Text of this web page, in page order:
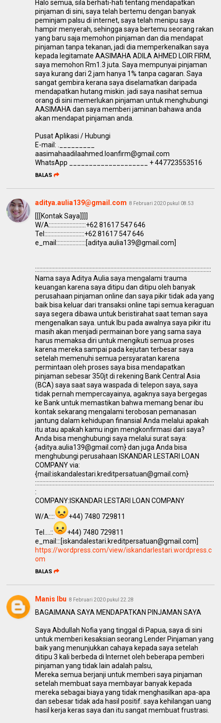
Halo semua, sila berhati-hati tentang mendapatkan
pinjaman di sini, saya telah bertemu dengan banyak
peminjam palsu di internet, saya telah menipu saya
hampir menyerah, sehingga saya bertemu seorang rakan
yang baru saja memohon pinjaman dan dia mendapat
pinjaman tanpa tekanan, jadi dia memperkenalkan saya
kepada legitamate AASIMAHA ADILA AHMED LOIR FIRM,
saya memohon Rm1.3 juta. Saya mempunyai pinjaman
saya kurang dari 2 jam hanya 1% tanpa cagaran. Saya
sangat gembira kerana saya diselamatkan daripada
mendapatkan hutang miskin. jadi saya nasihat semua
orang di sini memerlukan pinjaman untuk menghubungi
AASIMAHA dan saya memberi jaminan bahawa anda
akan mendapat pinjaman anda.
Pusat Aplikasi / Hubungi
E-mail: ._________
aasimahaadilaahmed.loanfirm@gmail.com
WhatsApp ____________________ + 447723553516
BALAS
aditya.aulia139@gmail.com 8 Februari 2020 pukul 08.53
[[[Kontak Saya]]]]
W/A:::::::::::::::::::::::::+62 81617 547 646
Tel:::::::::::::::::::::::::::+62 81617 547 646
e_mail::::::::::::::::::::[aditya.aulia139@gmail.com]
:::::::::::::::::::::::::::::::::::::::::::::::::::::::::::::::::::::::::::::::::::::::::::::::::::::::::::::::::::::::
Nama saya Aditya Aulia saya mengalami trauma
keuangan karena saya ditipu dan ditipu oleh banyak
perusahaan pinjaman online dan saya pikir tidak ada yang
baik bisa keluar dari transaksi online tapi semua keraguan
saya segera dibawa untuk beristirahat saat teman saya
mengenalkan saya. untuk Ibu pada awalnya saya pikir itu
masih akan menjadi permainan bore yang sama saya
harus memaksa diri untuk mengikuti semua proses
karena mereka sampai pada kejutan terbesar saya
setelah memenuhi semua persyaratan karena
permintaan oleh proses saya bisa mendapatkan
pinjaman sebesar 350jt di rekening Bank Central Asia
(BCA) saya saat saya waspada di telepon saya, saya
tidak pernah mempercayainya, agaknya saya bergegas
ke Bank untuk memastikan bahwa memang benar ibu
kontak sekarang mengalami terobosan pemanasan
jantung dalam kehidupan finansial Anda melalui apakah
itu atau apakah kamu ingin mengkonfirmasi dari saya?
Anda bisa menghubungi saya melalui surat saya:
{aditya.aulia139@gmail.com} dan juga Anda bisa
menghubungi perusahaan ISKANDAR LESTARI LOAN
COMPANY via:
{mail:iskandalestari.kreditpersatuan@gmail.com}
:::::::::::::::::::::::::::::::::::::::::::::::::::::::::::::::::::::::::::::::::::::::::::::::::::::::::::::::::::::::::
:
COMPANY:ISKANDAR LESTARI LOAN COMPANY
W/A::::
+44) 7480 729811
Tel....::
+44) 7480 729811
e_mail:::[iskandalestari.kreditpersatuan@gmail.com]
https://wordpress.com/view/iskandarlestari.wordpress.c
om
BALAS
Manis Ibu 8 Februari 2020 pukul 22.28
BAGAIMANA SAYA MENDAPATKAN PINJAMAN SAYA
Saya Abdullah Nofia yang tinggal di Papua, saya di sini
untuk memberi kesaksian seorang Lender Pinjaman yang
baik yang menunjukkan cahaya kepada saya setelah
ditipu 3 kali berbeda di Internet oleh beberapa pemberi
pinjaman yang tidak lain adalah palsu,
Mereka semua berjanji untuk memberi saya pinjaman
setelah membuat saya membayar banyak kepada
mereka sebagai biaya yang tidak menghasilkan apa-apa
dan sebesar tidak ada hasil positif. saya kehilangan uang
hasil kerja keras saya dan itu sangat membuat frustrasi.